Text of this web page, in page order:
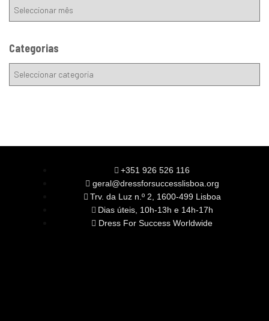
Categorias
+351 926 526 116
geral@dressforsuccesslisboa.org
Trv. da Luz n.º 2, 1600-499 Lisboa
Dias úteis, 10h-13h e 14h-17h
Dress For Success Worldwide